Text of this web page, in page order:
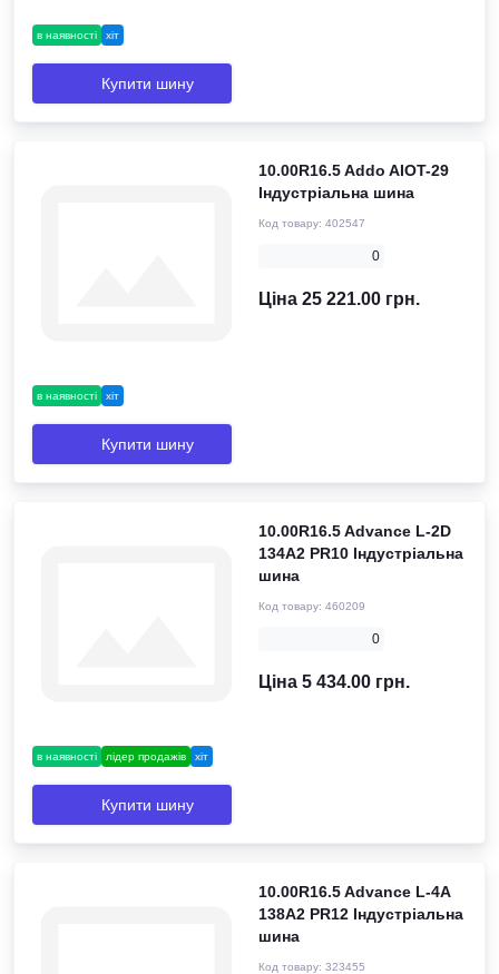
в наявності хіт
Купити шину
в наявності хіт
10.00R16.5 Addo AIOT-29
Індустріальна шина
Код товару: 402547
0
Ціна 25 221.00 грн.
Купити шину
в наявності лідер продажів хіт
10.00R16.5 Advance L-2D
134A2 PR10 Індустріальна
шина
Код товару: 460209
0
Ціна 5 434.00 грн.
Купити шину
10.00R16.5 Advance L-4A
138A2 PR12 Індустріальна
шина
Код товару: 323455